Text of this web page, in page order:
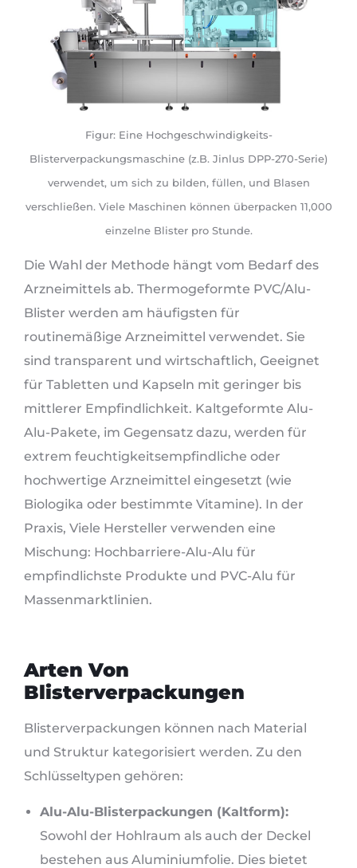
Figur: Eine Hochgeschwindigkeits-
Blisterverpackungsmaschine (z.B. Jinlus DPP-270-Serie)
verwendet, um sich zu bilden, füllen, und Blasen
verschließen. Viele Maschinen können überpacken 11,000
einzelne Blister pro Stunde.
Die Wahl der Methode hängt vom Bedarf des
Arzneimittels ab. Thermogeformte PVC/Alu-
Blister werden am häufigsten für
routinemäßige Arzneimittel verwendet. Sie
sind transparent und wirtschaftlich, Geeignet
für Tabletten und Kapseln mit geringer bis
mittlerer Empfindlichkeit. Kaltgeformte Alu-
Alu-Pakete, im Gegensatz dazu, werden für
extrem feuchtigkeitsempfindliche oder
hochwertige Arzneimittel eingesetzt (wie
Biologika oder bestimmte Vitamine). In der
Praxis, Viele Hersteller verwenden eine
Mischung: Hochbarriere-Alu-Alu für
empfindlichste Produkte und PVC-Alu für
Massenmarktlinien.
Arten Von
Blisterverpackungen
Blisterverpackungen können nach Material
und Struktur kategorisiert werden. Zu den
Schlüsseltypen gehören:
Alu-Alu-Blisterpackungen (Kaltform):
Sowohl der Hohlraum als auch der Deckel
bestehen aus Aluminiumfolie. Dies bietet